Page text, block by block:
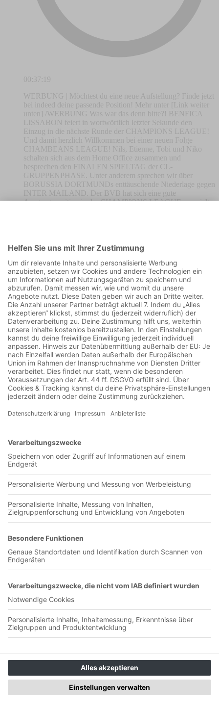
00:37:19
WERBUNG | Möchtest du eine neue Aufstellung? Finde jetzt
bei indeed deine passende Position! Mehr unter [Link weiter
unten] /WERBUNG Was war das denn bitte?! BENFICA
LISSABON feiert in wortwörtlich letzter Sekunde den
Einzug in die nächste Runde der CHAMPIONS LEAGUE!
Und damit herzlich Willkommen bei einer neuen Folge
CHAMBEANS LEAGUE! Nils, Etienne, Tobi und Niko
schalten sich aus dem Home Office zusammen und
besprechen den FINALEN SPIELTAG der CL-
GRUPPENPHASE. Unter anderem sprechen wir über
BORUSSIA DORTMUNDs enttäuschende Niederlage gegen
INTER MAILAND. Der BVB hat sich eine gute
Ausgangsposition in der CHAMPIONS LEAGUE verspielt.
Endabrechnung. Und wie geht es weiter in FRANKFURT?
Wer könnte der neue EINTRACHT-Coach werden? Auch
darüber sprechen wir in einer brandneuen Ausgabe
BOHNDESLIGA - CHAMPIONS LEAGUE! Rocket Beans
wird unterstützt von Indeed. Learn more about your ad
choices. Visit megaphone.fm/adchoices
Der Guttmann-Fluch